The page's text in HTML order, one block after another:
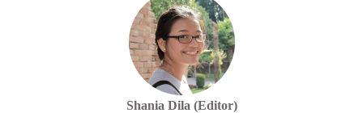
Shania Dila (Editor)